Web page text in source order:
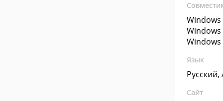
Windows
Windows
Windows
Язык
Сайт